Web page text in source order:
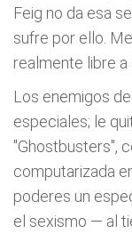
Feig no da esa
sufre por ello.
realmente libre
Los enemigos
especiales; le
"Ghostbusters",
computarizada
poderes un
el sexismo — al